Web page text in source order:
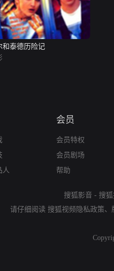
和泰德历险记
人
会员
会员特权
会员剧场
帮助
搜狐影音 - 搜
请仔细阅读 搜狐视频隐私政策、